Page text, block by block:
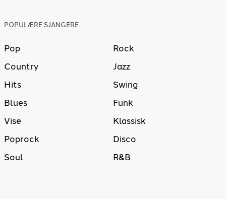
POPULÆRE SJANGERE
Pop
Rock
Country
Jazz
Hits
Swing
Blues
Funk
Vise
Klassisk
Poprock
Disco
Soul
R&B